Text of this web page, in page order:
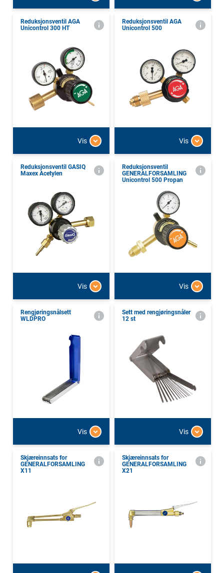
Reduksjonsventil AGA
Unicontrol 300 HT
Vis
Reduksjonsventil AGA
Unicontrol 500
Vis
Reduksjonsventil GASIQ
Maxex Acetylen
Vis
Reduksjonsventil
GENERALFORSAMLING
Unicontrol 500 Propan
Vis
Rengjøringsnålsett
WLDPRO
Vis
Sett med rengjøringsnåler
12 st
Vis
Skjæreinnsats for
GENERALFORSAMLING
X11
Skjæreinnsats for
GENERALFORSAMLING
X21